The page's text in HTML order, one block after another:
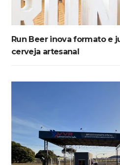
Run Beer inova formato e
cerveja artesanal